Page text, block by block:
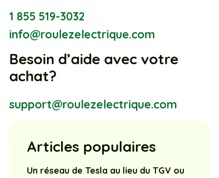
1 855 519-3032
info@roulezelectrique.com
Besoin d’aide avec votre
achat?
support@roulezelectrique.com
Articles populaires
Un réseau de Tesla au lieu du TGV ou